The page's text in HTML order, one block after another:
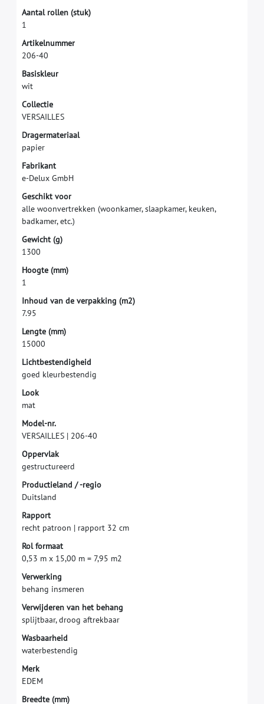
Aantal rollen (stuk)
1
Artikelnummer
206-40
Basiskleur
wit
Collectie
VERSAILLES
Dragermateriaal
papier
Fabrikant
e-Delux GmbH
Geschikt voor
alle woonvertrekken (woonkamer, slaapkamer, keuken,
badkamer, etc.)
Gewicht (g)
1300
Hoogte (mm)
1
Inhoud van de verpakking (m2)
7.95
Lengte (mm)
15000
Lichtbestendigheid
goed kleurbestendig
Look
mat
Model-nr.
VERSAILLES | 206-40
Oppervlak
gestructureerd
Productieland /-regio
Duitsland
Rapport
recht patroon | rapport 32 cm
Rol formaat
0,53 m x 15,00 m = 7,95 m2
Verwerking
behang insmeren
Verwijderen van het behang
splijtbaar, droog aftrekbaar
Wasbaarheid
waterbestendig
Merk
EDEM
Breedte (mm)